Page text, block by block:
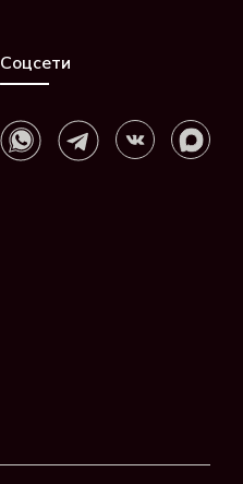
Соцсети